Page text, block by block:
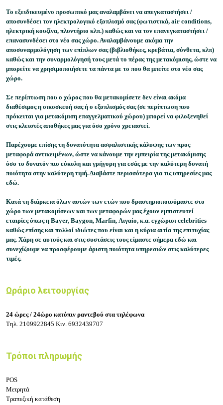
Το εξειδικευμένο προσωπικό μας αναλαμβάνει να απεγκαταστήσει /
αποσυνδέσει τον ηλεκτρολογικό εξοπλισμό σας (φωτιστικά, air conditions,
ηλεκτρική κουζίνα, πλυντήριο κλπ.) καθώς και να τον επανεγκαταστήσει /
επανασυνδέσει στο νέο σας χώρο. Αναλαμβάνουμε ακόμα την
αποσυναρμολόγηση των επίπλων σας (βιβλιοθήκες, κρεβάτια, σύνθετα, κλπ)
καθώς και την συναρμολόγησή τους μετά το πέρας της μετακόμισης, ώστε να
μπορείτε να χρησιμοποιήσετε τα πάντα με το που θα μπείτε στο νέο σας
χώρο.
Σε περίπτωση που ο χώρος που θα μετακομίσετε δεν είναι ακόμα
διαθέσιμος η οικοσκευή σας ή ο εξοπλισμός σας (σε περίπτωση που
πρόκειται για μετακόμιση επαγγελματικού χώρου) μπορεί να φιλοξενηθεί
στις κλειστές αποθήκες μας για όσο χρόνο χρειαστεί.
Παρέχουμε επίσης τη δυνατότητα ασφαλιστικής κάλυψης των προς
μεταφορά αντικειμένων, ώστε να κάνουμε την εμπειρία της μετακόμισης
όσο το δυνατόν πιο εύκολη και γρήγορη για εσάς με την καλύτερη δυνατή
ποιότητα στην καλύτερη τιμή. Διαβάστε περισσότερα για τις υπηρεσίες μας
εδώ.
Κατά τη διάρκεια όλων αυτών των ετών που δραστηριοποιούμαστε στο
χώρο των μετακομίσεων και των μεταφορών μας έχουν εμπιστευτεί
εταιρίες όπως η Bayer, Baygon, Marfin, Αιγαίο, κ.α. εγχώριοι celebrities
καθώς επίσης και πολλοί ιδιώτες που είναι και η κύρια αιτία της επιτυχίας
μας. Χάρη σε αυτούς και στις συστάσεις τους είμαστε σήμερα εδώ και
συνεχίζουμε να προσφέρουμε άριστη ποιότητα υπηρεσιών στις καλύτερες
τιμές.
Ωράριο λειτουργίας
24 ώρες / 24ώρο κατόπιν ραντεβού στα τηλέφωνα
Τηλ. 2109922845 Κιν. 6932439707
Τρόποι πληρωμής
POS
Μετρητά
Τραπεζική κατάθεση